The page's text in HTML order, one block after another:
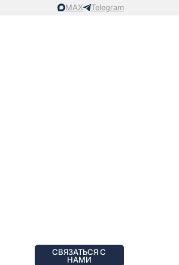
MAX Telegram
СВЯЗАТЬСЯ С
НАМИ